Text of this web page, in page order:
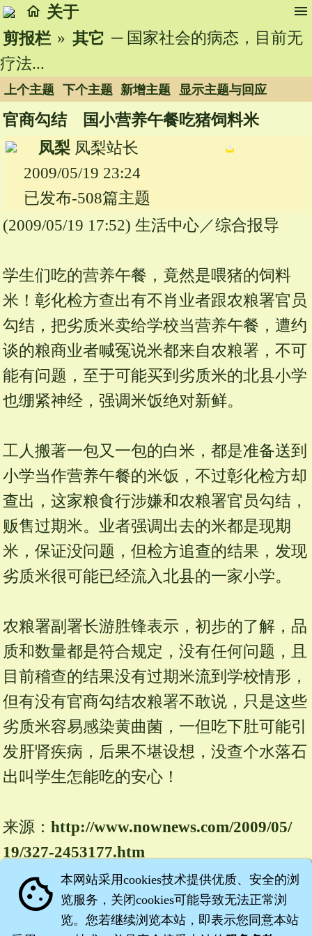
home 关于 menu
剪报栏 » 其它 ─ 国家社会的病态，目前无
疗法...
上个主题 下个主题 新增主题 显示主题与回应
官商勾结 国小营养午餐吃猪饲料米
凤梨 凤梨站长
2009/05/19 23:24
已发布-508篇主题
(2009/05/19 17:52) 生活中心／综合报导
学生们吃的营养午餐，竟然是喂猪的饲料
米！彰化检方查出有不肖业者跟农粮署官员
勾结，把劣质米卖给学校当营养午餐，遭约
谈的粮商业者喊冤说米都来自农粮署，不可
能有问题，至于可能买到劣质米的北县小学
也绷紧神经，强调米饭绝对新鲜。
工人搬著一包又一包的白米，都是准备送到
小学当作营养午餐的米饭，不过彰化检方却
查出，这家粮食行涉嫌和农粮署官员勾结，
贩售过期米。业者强调出去的米都是现期
米，保证没问题，但检方追查的结果，发现
劣质米很可能已经流入北县的一家小学。
农粮署副署长游胜锋表示，初步的了解，品
质和数量都是符合规定，没有任何问题，且
目前稽查的结果没有过期米流到学校情形，
但有没有官商勾结农粮署不敢说，只是这些
劣质米容易感染黄曲菌，一但吃下肚可能引
发肝肾疾病，后果不堪设想，没查个水落石
出叫学生怎能吃的安心！
来源： http://www.nownews.com/2009/05/
19/327-2453177.htm
凤梨 2009/05/19 23:29
公粮弊案》烂米换公粮 煮的饭都飘臭
公粮被掉包 学童午餐吃劣米
cookie 本网站采用cookies技术提供优质、安全的浏
览服务，关闭cookies可能导致无法正常浏
览。您若继续浏览本站，即表示您同意本站